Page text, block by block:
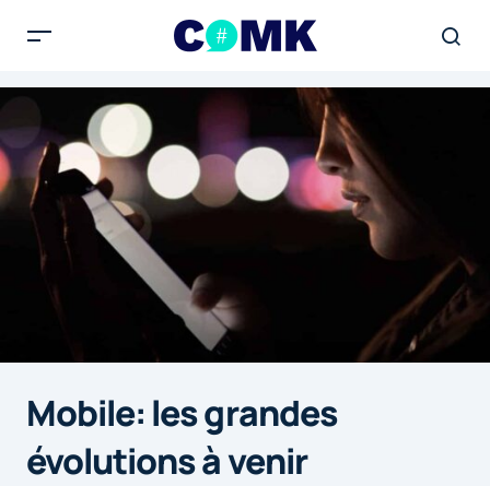
Mobile: les grandes
évolutions à venir